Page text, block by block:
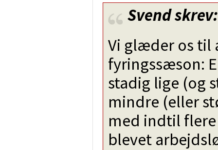
Svendskrev:
Vi glæder os til
fyringssæson:
stadig lige (og
mindre (eller
med indtil
blevet